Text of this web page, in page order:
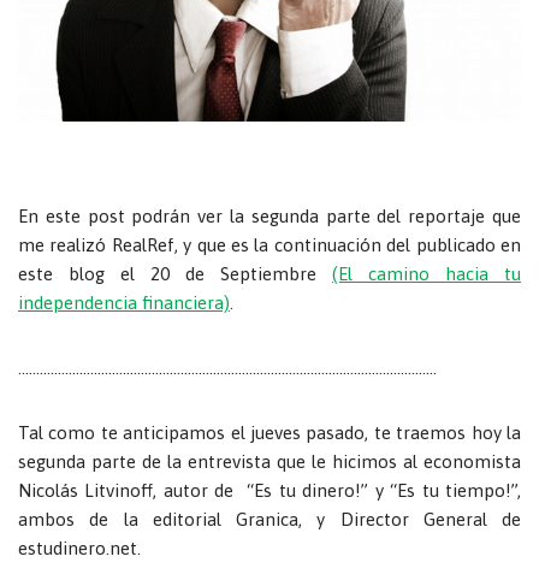
En este post podrán ver la segunda parte del reportaje que
me realizó RealRef, y que es la continuación del publicado en
este blog el 20 de Septiembre (El camino hacia tu
independencia financiera)
Tal como te anticipamos el jueves pasado, te traemos hoy la
segunda parte de la entrevista que le hicimos al economista
Nicolás Litvinoff, autor de “Es tu dinero!” y “Es tu tiempo!”,
ambos de la editorial Granica, y Director General de
estudinero.net.